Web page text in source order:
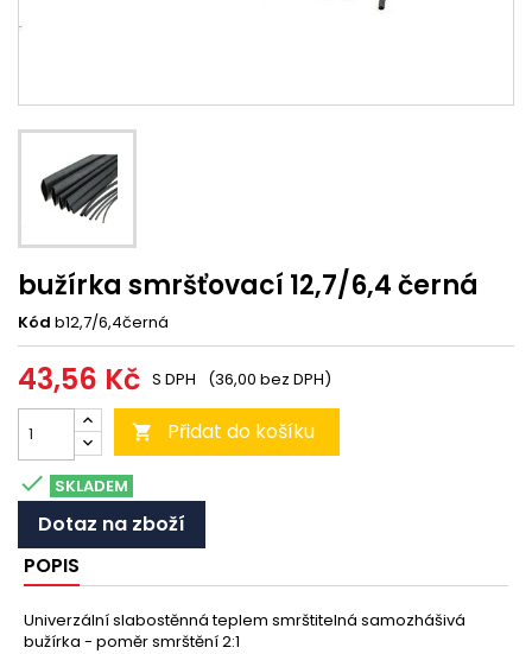
bužírka smršťovací 12,7/6,4 černá
Kód b12,7/6,4černá
43,56 Kč S DPH (36,00 bez DPH)
 Přidat do košíku
 SKLADEM
Dotaz na zboží
POPIS
Univerzální slabostěnná teplem smrštitelná samozhášivá
bužírka - poměr smrštění 2:1